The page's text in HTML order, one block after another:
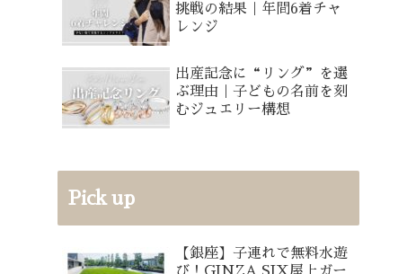
挑戦の結果｜年間6着チャ
レンジ
出産記念に“リング”を選
ぶ理由｜子どもの名前を刻
むジュエリー構想
Pick up
【銀座】子連れで無料水遊